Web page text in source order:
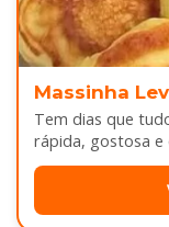
Massinha
Tem dias que
rápida, gostosa e